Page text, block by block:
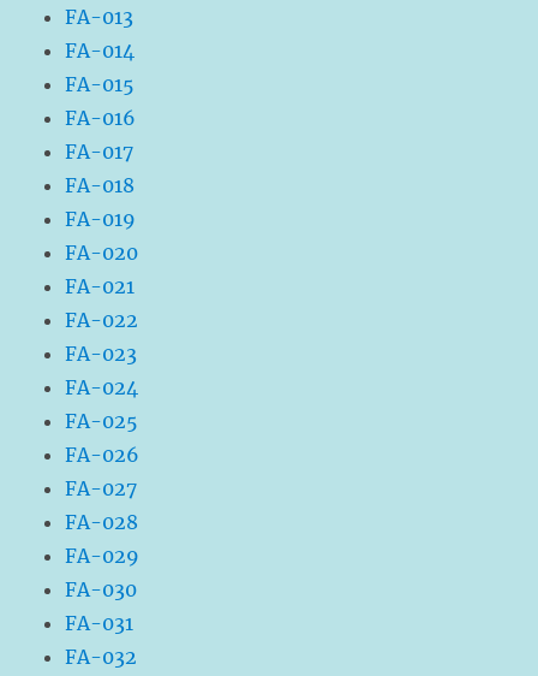
FA-013
FA-014
FA-015
FA-016
FA-017
FA-018
FA-019
FA-020
FA-021
FA-022
FA-023
FA-024
FA-025
FA-026
FA-027
FA-028
FA-029
FA-030
FA-031
FA-032